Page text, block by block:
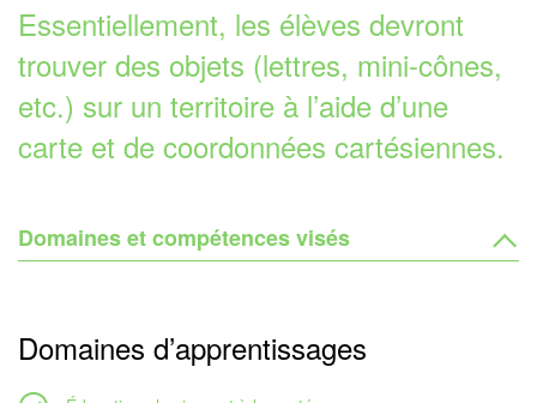
Essentiellement, les élèves devront
trouver des objets (lettres, mini-cônes,
etc.) sur un territoire à l’aide d’une
carte et de coordonnées cartésiennes.
Domaines et compétences visés
Domaines d’apprentissages